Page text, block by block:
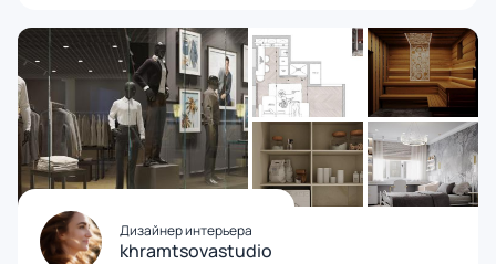
Дизайнер интерьера
khramtsovastudio